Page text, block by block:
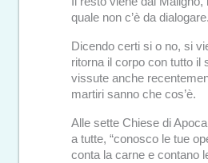
quale non c’è da dialogare.
Dicendo certi si o no, si
ritorna il corpo con tutto il
vissute anche
martiri sanno che cos’è.
Alle sette Chiese di
a tutte, “conosco le tue
conta la carne e contano